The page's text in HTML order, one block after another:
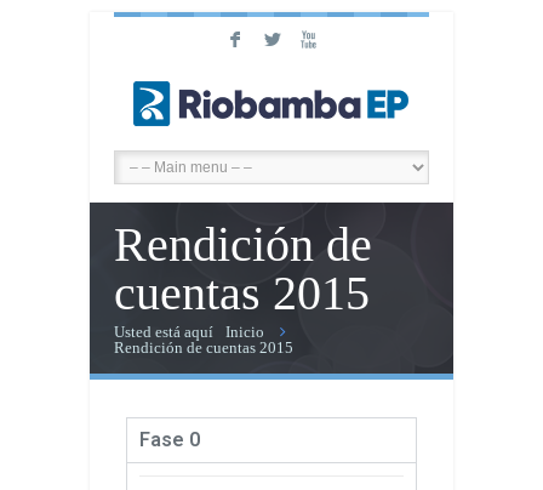
F L X
Rendición de
cuentas 2015
Usted está aquí
Inicio
Rendición de cuentas 2015
Fase 0